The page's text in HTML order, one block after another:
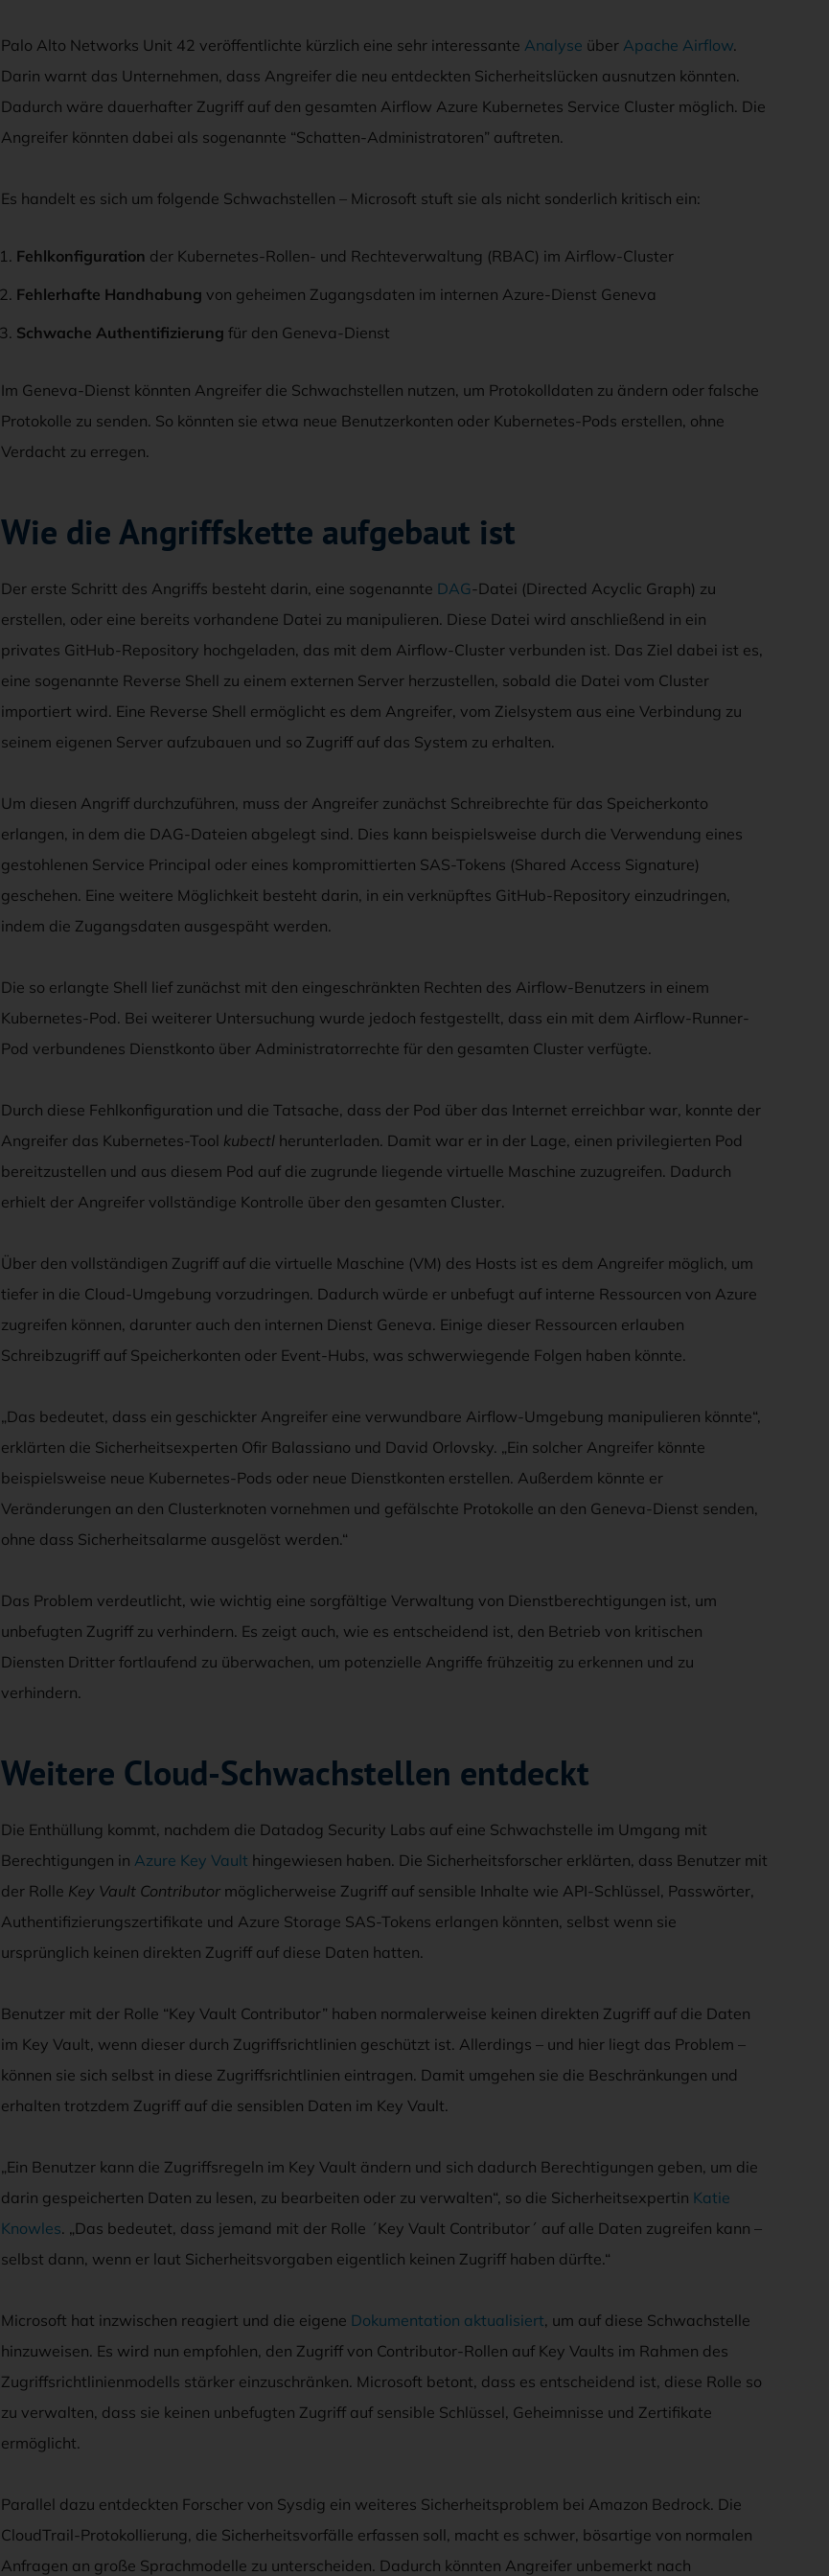
Palo Alto Networks Unit 42 veröffentlichte kürzlich eine sehr interessante Analyse über Apache Airflow.
Darin warnt das Unternehmen, dass Angreifer die neu entdeckten Sicherheitslücken ausnutzen könnten.
Dadurch wäre dauerhafter Zugriff auf den gesamten Airflow Azure Kubernetes Service Cluster möglich. Die
Angreifer könnten dabei als sogenannte “Schatten-Administratoren” auftreten.
Es handelt es sich um folgende Schwachstellen – Microsoft stuft sie als nicht sonderlich kritisch ein:
Fehlkonfiguration der Kubernetes-Rollen- und Rechteverwaltung (RBAC) im Airflow-Cluster
Fehlerhafte Handhabung von geheimen Zugangsdaten im internen Azure-Dienst Geneva
Schwache Authentifizierung für den Geneva-Dienst
Im Geneva-Dienst könnten Angreifer die Schwachstellen nutzen, um Protokolldaten zu ändern oder falsche
Protokolle zu senden. So könnten sie etwa neue Benutzerkonten oder Kubernetes-Pods erstellen, ohne
Verdacht zu erregen.
Wie die Angriffskette aufgebaut ist
Der erste Schritt des Angriffs besteht darin, eine sogenannte DAG-Datei (Directed Acyclic Graph) zu
erstellen, oder eine bereits vorhandene Datei zu manipulieren. Diese Datei wird anschließend in ein
privates GitHub-Repository hochgeladen, das mit dem Airflow-Cluster verbunden ist. Das Ziel dabei ist es,
eine sogenannte Reverse Shell zu einem externen Server herzustellen, sobald die Datei vom Cluster
importiert wird. Eine Reverse Shell ermöglicht es dem Angreifer, vom Zielsystem aus eine Verbindung zu
seinem eigenen Server aufzubauen und so Zugriff auf das System zu erhalten.
Um diesen Angriff durchzuführen, muss der Angreifer zunächst Schreibrechte für das Speicherkonto
erlangen, in dem die DAG-Dateien abgelegt sind. Dies kann beispielsweise durch die Verwendung eines
gestohlenen Service Principal oder eines kompromittierten SAS-Tokens (Shared Access Signature)
geschehen. Eine weitere Möglichkeit besteht darin, in ein verknüpftes GitHub-Repository einzudringen,
indem die Zugangsdaten ausgespäht werden.
Die so erlangte Shell lief zunächst mit den eingeschränkten Rechten des Airflow-Benutzers in einem
Kubernetes-Pod. Bei weiterer Untersuchung wurde jedoch festgestellt, dass ein mit dem Airflow-Runner-
Pod verbundenes Dienstkonto über Administratorrechte für den gesamten Cluster verfügte.
Durch diese Fehlkonfiguration und die Tatsache, dass der Pod über das Internet erreichbar war, konnte der
Angreifer das Kubernetes-Tool kubectl herunterladen. Damit war er in der Lage, einen privilegierten Pod
bereitzustellen und aus diesem Pod auf die zugrunde liegende virtuelle Maschine zuzugreifen. Dadurch
erhielt der Angreifer vollständige Kontrolle über den gesamten Cluster.
Über den vollständigen Zugriff auf die virtuelle Maschine (VM) des Hosts ist es dem Angreifer möglich, um
tiefer in die Cloud-Umgebung vorzudringen. Dadurch würde er unbefugt auf interne Ressourcen von Azure
zugreifen können, darunter auch den internen Dienst Geneva. Einige dieser Ressourcen erlauben
Schreibzugriff auf Speicherkonten oder Event-Hubs, was schwerwiegende Folgen haben könnte.
„Das bedeutet, dass ein geschickter Angreifer eine verwundbare Airflow-Umgebung manipulieren könnte“,
erklärten die Sicherheitsexperten Ofir Balassiano und David Orlovsky. „Ein solcher Angreifer könnte
beispielsweise neue Kubernetes-Pods oder neue Dienstkonten erstellen. Außerdem könnte er
Veränderungen an den Clusterknoten vornehmen und gefälschte Protokolle an den Geneva-Dienst senden,
ohne dass Sicherheitsalarme ausgelöst werden.“
Das Problem verdeutlicht, wie wichtig eine sorgfältige Verwaltung von Dienstberechtigungen ist, um
unbefugten Zugriff zu verhindern. Es zeigt auch, wie es entscheidend ist, den Betrieb von kritischen
Diensten Dritter fortlaufend zu überwachen, um potenzielle Angriffe frühzeitig zu erkennen und zu
verhindern.
Weitere Cloud-Schwachstellen entdeckt
Die Enthüllung kommt, nachdem die Datadog Security Labs auf eine Schwachstelle im Umgang mit
Berechtigungen in Azure Key Vault hingewiesen haben. Die Sicherheitsforscher erklärten, dass Benutzer mit
der Rolle Key Vault Contributor möglicherweise Zugriff auf sensible Inhalte wie API-Schlüssel, Passwörter,
Authentifizierungszertifikate und Azure Storage SAS-Tokens erlangen könnten, selbst wenn sie
ursprünglich keinen direkten Zugriff auf diese Daten hatten.
Benutzer mit der Rolle “Key Vault Contributor” haben normalerweise keinen direkten Zugriff auf die Daten
im Key Vault, wenn dieser durch Zugriffsrichtlinien geschützt ist. Allerdings – und hier liegt das Problem –
können sie sich selbst in diese Zugriffsrichtlinien eintragen. Damit umgehen sie die Beschränkungen und
erhalten trotzdem Zugriff auf die sensiblen Daten im Key Vault.
„Ein Benutzer kann die Zugriffsregeln im Key Vault ändern und sich dadurch Berechtigungen geben, um die
darin gespeicherten Daten zu lesen, zu bearbeiten oder zu verwalten“, so die Sicherheitsexpertin Katie
Knowles. „Das bedeutet, dass jemand mit der Rolle ´Key Vault Contributor´ auf alle Daten zugreifen kann –
selbst dann, wenn er laut Sicherheitsvorgaben eigentlich keinen Zugriff haben dürfte.“
Microsoft hat inzwischen reagiert und die eigene Dokumentation aktualisiert, um auf diese Schwachstelle
hinzuweisen. Es wird nun empfohlen, den Zugriff von Contributor-Rollen auf Key Vaults im Rahmen des
Zugriffsrichtlinienmodells stärker einzuschränken. Microsoft betont, dass es entscheidend ist, diese Rolle so
zu verwalten, dass sie keinen unbefugten Zugriff auf sensible Schlüssel, Geheimnisse und Zertifikate
ermöglicht.
Parallel dazu entdeckten Forscher von Sysdig ein weiteres Sicherheitsproblem bei Amazon Bedrock. Die
CloudTrail-Protokollierung, die Sicherheitsvorfälle erfassen soll, macht es schwer, bösartige von normalen
Anfragen an große Sprachmodelle zu unterscheiden. Dadurch könnten Angreifer unbemerkt nach